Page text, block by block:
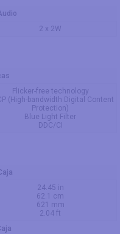
2 x 2W
Flicker-free technology
(High-bandwidth Digital Content
Protection)
Blue Light Filter
DDC/CI
24.45 in
62.1 cm
621 mm
2.04 ft